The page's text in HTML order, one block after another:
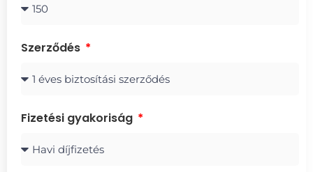
Szerződés
Fizetési gyakoriság